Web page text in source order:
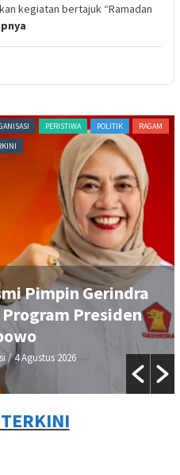
kegiatan bertajuk “Ramadan
Petisi Kenaikan
Ormawa, Wakil
ke Rapat Senat
/ 3 Agustus 2026